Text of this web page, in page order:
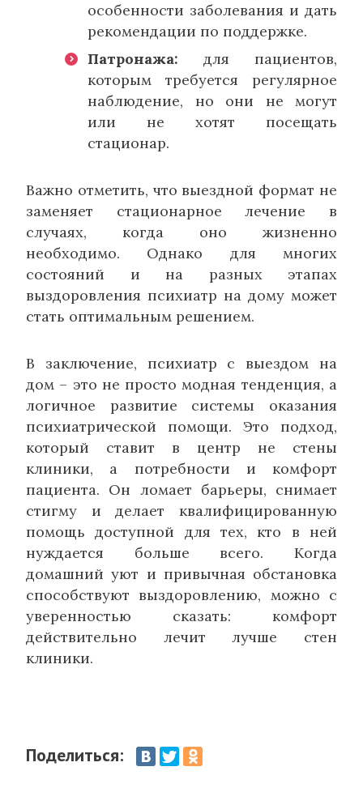
особенности заболевания и дать
рекомендации по поддержке.
Патронажа: для пациентов,
которым требуется регулярное
наблюдение, но они не могут
или не хотят посещать
стационар.
Важно отметить, что выездной формат не
заменяет стационарное лечение в
случаях, когда оно жизненно
необходимо. Однако для многих
состояний и на разных этапах
выздоровления психиатр на дому может
стать оптимальным решением.
В заключение, психиатр с выездом на
дом – это не просто модная тенденция, а
логичное развитие системы оказания
психиатрической помощи. Это подход,
который ставит в центр не стены
клиники, а потребности и комфорт
пациента. Он ломает барьеры, снимает
стигму и делает квалифицированную
помощь доступной для тех, кто в ней
нуждается больше всего. Когда
домашний уют и привычная обстановка
способствуют выздоровлению, можно с
уверенностью сказать: комфорт
действительно лечит лучше стен
клиники.
Поделиться: